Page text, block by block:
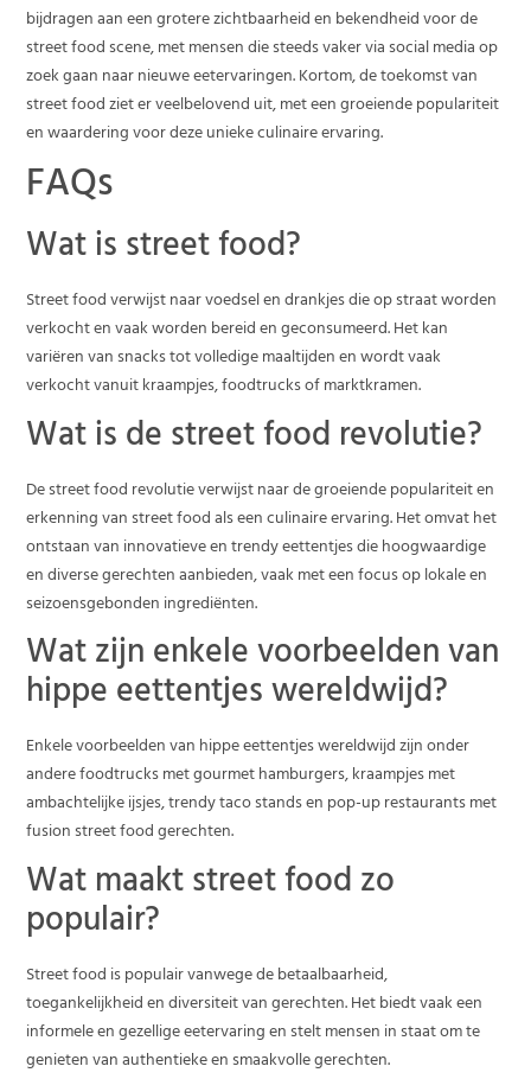
bijdragen aan een grotere zichtbaarheid en bekendheid voor de
street food scene, met mensen die steeds vaker via social media op
zoek gaan naar nieuwe eetervaringen. Kortom, de toekomst van
street food ziet er veelbelovend uit, met een groeiende populariteit
en waardering voor deze unieke culinaire ervaring.
FAQs
Wat is street food?
Street food verwijst naar voedsel en drankjes die op straat worden
verkocht en vaak worden bereid en geconsumeerd. Het kan
variëren van snacks tot volledige maaltijden en wordt vaak
verkocht vanuit kraampjes, foodtrucks of marktkramen.
Wat is de street food revolutie?
De street food revolutie verwijst naar de groeiende populariteit en
erkenning van street food als een culinaire ervaring. Het omvat het
ontstaan van innovatieve en trendy eettentjes die hoogwaardige
en diverse gerechten aanbieden, vaak met een focus op lokale en
seizoensgebonden ingrediënten.
Wat zijn enkele voorbeelden van
hippe eettentjes wereldwijd?
Enkele voorbeelden van hippe eettentjes wereldwijd zijn onder
andere foodtrucks met gourmet hamburgers, kraampjes met
ambachtelijke ijsjes, trendy taco stands en pop-up restaurants met
fusion street food gerechten.
Wat maakt street food zo
populair?
Street food is populair vanwege de betaalbaarheid,
toegankelijkheid en diversiteit van gerechten. Het biedt vaak een
informele en gezellige eetervaring en stelt mensen in staat om te
genieten van authentieke en smaakvolle gerechten.